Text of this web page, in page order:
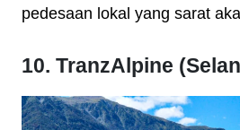
pedesaan lokal yang sarat
10. TranzAlpine